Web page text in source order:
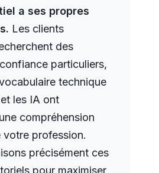
a ses propres
Les clients
des
particuliers,
technique
les IA ont
compréhension
votre profession.
précisément ces
pour maximiser